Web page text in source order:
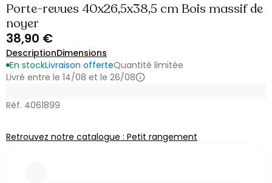
Porte-revues 40x26,5x38,5 cm Bois massif de
noyer
38,90 €
DescriptionDimensions
En stockLivraison offerteQuantité limitée
Livré entre le 14/08 et le 26/08
Réf. 4061899
Retrouvez notre catalogue : Petit rangement